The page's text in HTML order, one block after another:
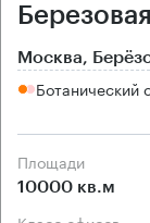
Москва,
Ботанический
Площади
10000 кв.м